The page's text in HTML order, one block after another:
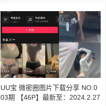
UU宝 微密圈图片下载分享 NO.0
03期 【46P】最新至：2024.2.27